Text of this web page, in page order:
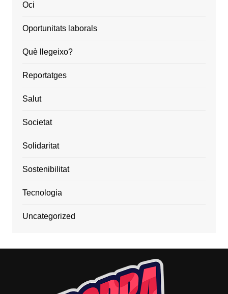
Oci
Oportunitats laborals
Què llegeixo?
Reportatges
Salut
Societat
Solidaritat
Sostenibilitat
Tecnologia
Uncategorized